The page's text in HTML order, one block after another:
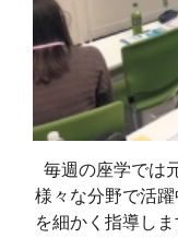
毎週の座学では
様々な分野で活
を細かく指導し